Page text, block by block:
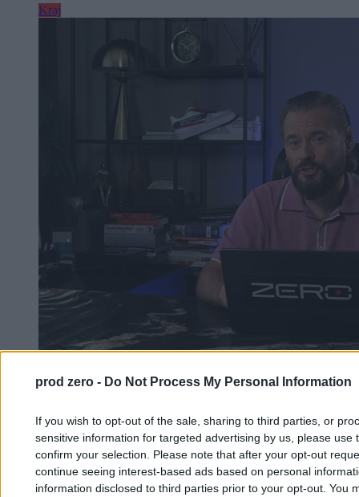
prod zero - Do Not Process My Personal Information
If you wish to opt-out of the sale, sharing to third parties, or
sensitive information for targeted advertising by us, please use
confirm your selection. Please note that after your opt-out
continue seeing interest-based ads based on personal
information disclosed to third parties prior to your opt-out. You
Kraj
Stanowski po aferze w Szpitalu Południowym:
Przemysław Staciwa
26.06.2026